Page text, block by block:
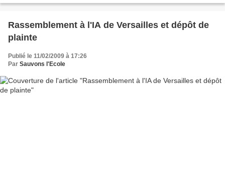
Rassemblement à l'IA de Versailles et dépôt de
plainte
Publié le 11/02/2009 à 17:26
Par Sauvons l'Ecole